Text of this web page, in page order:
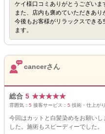
ケイ様口コミありがとうございま
また、店内も褒めていただきあり
今後もお客様がリラックスできる
ます。
cancerさん
総合 5 ★★★★★
雰囲気： 5 接客サービス： 5 技術・仕上がり
今回はカットと白髪染めをお願い
した。施術もスピーディーでした。